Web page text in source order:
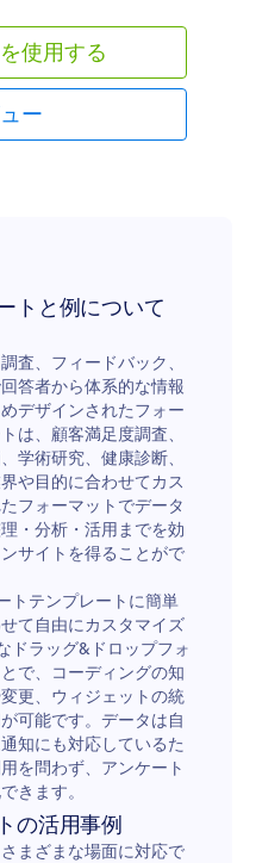
使用する
ー
トと例について
査、フィードバック、
答者から体系的な情報
デザインされたフォー
は、顧客満足度調査、
学術研究、健康診断、
や目的に合わせてカス
フォーマットでデータ
・分析・活用までを効
サイトを得ることがで
トテンプレートに簡単
て自由にカスタマイズ
ドラッグ&ドロップフォ
で、コーディングの知
更、ウィジェットの統
可能です。データは自
知にも対応しているた
を問わず、アンケート
きます。
の活用事例
まざまな場面に対応で